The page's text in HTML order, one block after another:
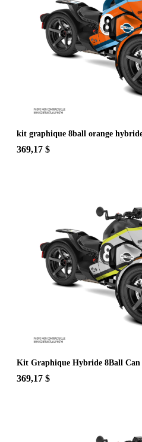
kit graphique 8ball orange
369,17 $
Kit Graphique Hybride 8Ball
369,17 $